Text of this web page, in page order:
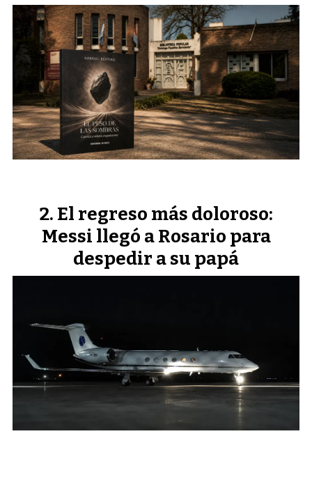
El regreso más doloroso:
Messi llegó a Rosario para
despedir a su papá